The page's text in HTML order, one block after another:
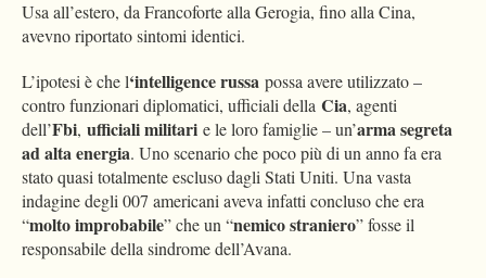
Usa all’estero, da Francoforte alla Gerogia, fino alla Cina,
avevno riportato sintomi identici.
L’ipotesi è che l‘intelligence russa possa avere utilizzato –
contro funzionari diplomatici, ufficiali della Cia, agenti
dell’Fbi, ufficiali militari e le loro famiglie – un’arma segreta
ad alta energia. Uno scenario che poco più di un anno fa era
stato quasi totalmente escluso dagli Stati Uniti. Una vasta
indagine degli 007 americani aveva infatti concluso che era
“molto improbabile” che un “nemico straniero” fosse il
responsabile della sindrome dell’Avana.